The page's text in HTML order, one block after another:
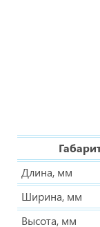
Длина, мм
Ширина, мм
Высота, мм